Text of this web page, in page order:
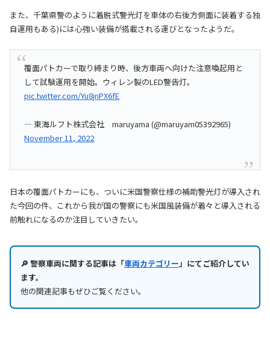
また、千葉県警のように着脱式警光灯を車体の右後方側面に装着する独
自運用もある)には心強い装備が搭載される運びとなったようだ。
覆面パトカーで取り締まり時、後方車両へ向けた注意喚起用と
して試験運用を開始。ウィレン製のLED警告灯。
pic.twitter.com/Yu8jnPX6fE
— 東海ルフト株式会社 maruyama (@maruyam05392965)
November 11, 2022
日本の覆面パトカーにも、ついに米国警察仕様の補助警光灯が導入され
た今回の件、これから我が国の警察にも米国風装備が着々と導入される
前触れになるのか注目していきたい。
🔎 警察車両に関する記事は「車両カテゴリー 」にてご紹介してい
ます。
他の関連記事もぜひご覧ください。